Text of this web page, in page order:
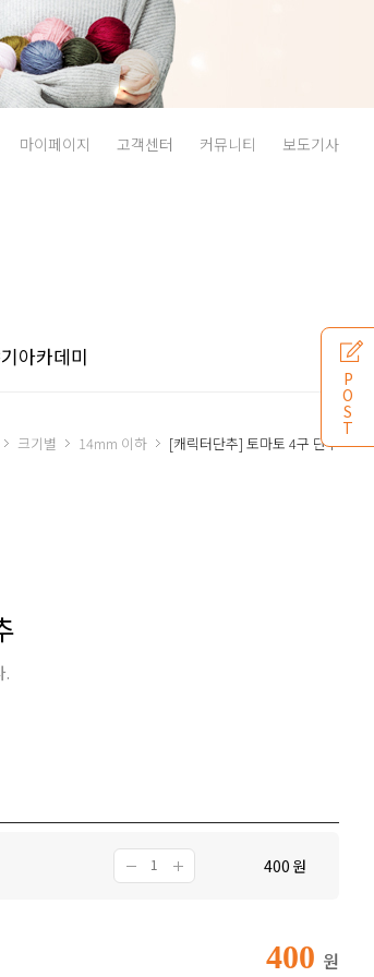
마이페이지 고객센터 커뮤니티 보도기사
아카데미
크기별 14mm 이하 [캐릭터단추] 토마토 4구 단추
.
400 원
400 원
P
O
S
T